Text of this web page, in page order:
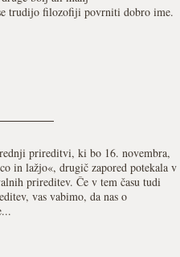
trudijo filozofiji povrniti dobro ime.
prireditvi, ki bo 16. novembra,
in lažjo«, drugič zapored potekala v
prireditev. Če v tem času tudi
vas vabimo, da nas o